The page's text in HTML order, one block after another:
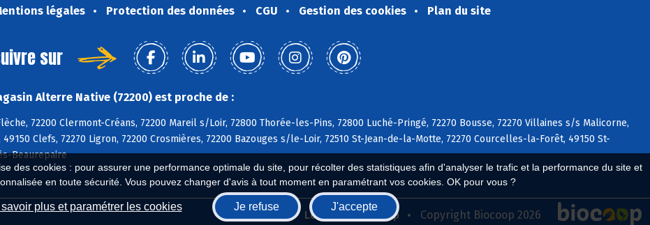
des cookies : pour assurer une performance optimale du site, pour récolter des statistiques afin d'analyser le trafic et la performance du site et
en toute sécurité. Vous pouvez changer d'avis à tout moment en paramétrant vos cookies. OK pour vous ?
savoir plus et paramétrer les cookies Je refuse J'accepte
légales Protection des données CGU Gestion des cookies Plan du site
sur
Alterre Native (72200) est proche de :
72200 Clermont-Créans, 72200 Mareil s/Loir, 72800 Thorée-les-Pins, 72800 Luché-Pringé, 72270 Bousse, 72270 Villaines s/s Malicorne,
49150 Clefs, 72270 Ligron, 72200 Crosmières, 72200 Bazouges s/le-Loir, 72510 St-Jean-de-la-Motte, 72270 Courcelles-la-Forêt, 49150 St-
Beaurepaire
Biocoop.fr Le réseau Biocoop Copyright Biocoop 2026